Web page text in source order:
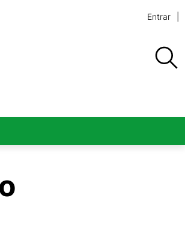
Entrar